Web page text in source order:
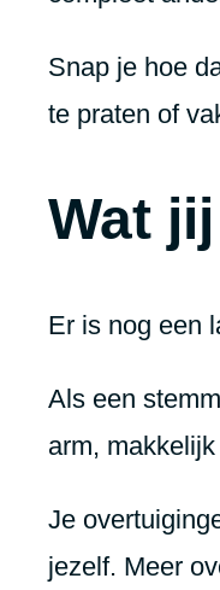
Snap je hoe
te praten of
Wat
Er is nog een
Als een
arm,
Je
jezelf. Meer